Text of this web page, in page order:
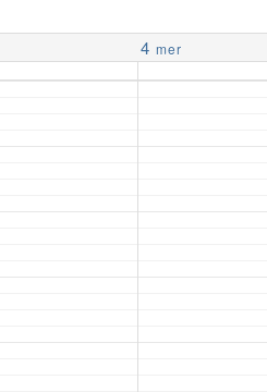
4 mer